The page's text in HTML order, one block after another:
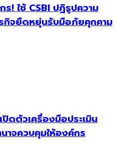
! ใช้ CSBI ปฏิรูปความ
กิจยืดหยุ่นรับมือภัยคุกคาม
ดตัวเครื่องมือประเมิน
าจควบคุมให้องค์กร